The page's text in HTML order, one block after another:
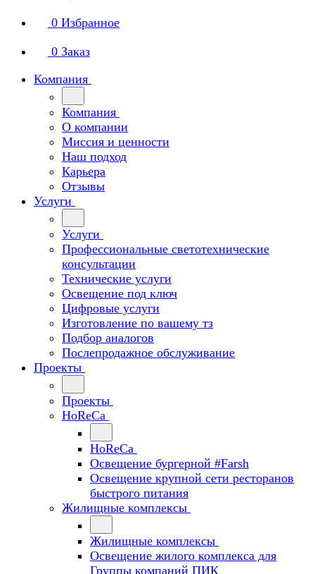
0 Избранное
0 Заказ
Компания
Компания
О компании
Миссия и ценности
Наш подход
Карьера
Отзывы
Услуги
Услуги
Профессиональные светотехнические
консультации
Технические услуги
Освещение под ключ
Цифровые услуги
Изготовление по вашему тз
Подбор аналогов
Послепродажное обслуживание
Проекты
Проекты
HoReCa
HoReCa
Освещение бургерной #Farsh
Освещение крупной сети ресторанов
быстрого питания
Жилищные комплексы
Жилищные комплексы
Освещение жилого комплекса для
Группы компаний ПИК